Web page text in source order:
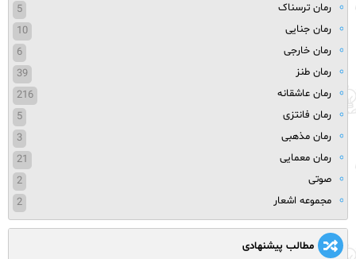
رمان ترسناک
5
رمان جنایی
10
رمان خارجی
6
رمان طنز
39
رمان عاشقانه
216
رمان فانتزی
5
رمان مذهبی
3
رمان معمایی
21
صوتی
2
مجموعه اشعار
2
مطالب پیشنهادی